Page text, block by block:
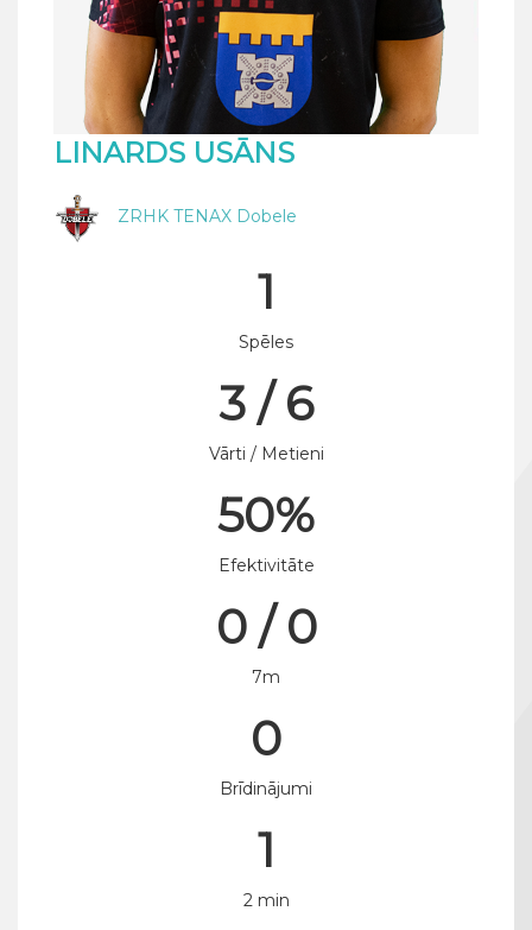
LINARDS USĀNS
ZRHK TENAX Dobele
1
Spēles
3 / 6
Vārti / Metieni
50%
Efektivitāte
0 / 0
7m
0
Brīdinājumi
1
2 min